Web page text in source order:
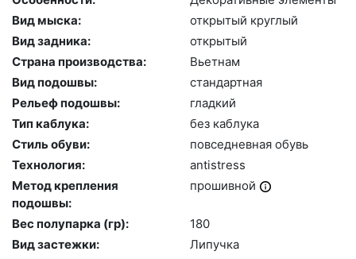
Вид мыска:
отк­ры­тый круг­лый
Вид задника:
отк­ры­тый
Страна производства:
Вь­ет­нам
Вид подошвы:
стан­дарт­ная
Рельеф подошвы:
глад­кий
Тип каблука:
без каб­лу­ка
Стиль обуви:
пов­седнев­ная обувь
Технология:
an­tist­ress
Метод крепления
подошвы:
про­шив­ной
Вес полупарка (гр):
180
Вид застежки:
Ли­пуч­ка